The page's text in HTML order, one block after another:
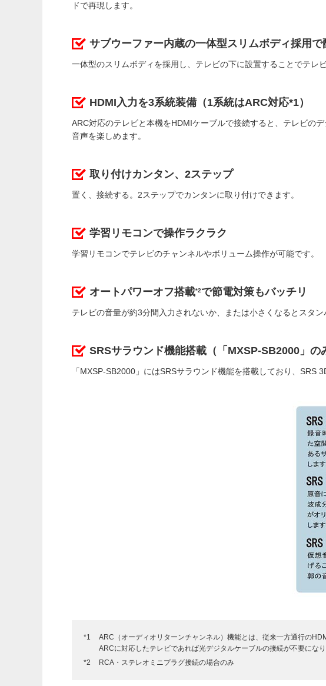
ドで再現します。
サブウーファー内蔵の一体型スリムボディ採用で
一体型のスリムボディを採用し、テレビの下に設置することでテレ
HDMI入力を3系統装備（1系統はARC対応*1）
ARC対応のテレビと本機をHDMIケーブルで接続すると、テレビの
音声を楽しめます。
取り付けカンタン、2ステップ
置く、接続する。2ステップでカンタンに取り付けできます。
学習リモコンで操作ラクラク
学習リモコンでテレビのチャンネルやボリューム操作が可能です。
オートパワーオフ搭載*2で節電対策もバッチリ
テレビの音量が約3分間入力されないか、または小さくなるとスタ
SRSサラウンド機能搭載（「MXSP-SB2000」の
「MXSP-SB2000」にはSRSサラウンド機能を搭載しており、SRS
ARC（オーディオリターンチャンネル）機能とは、従来一方通行の
ARCに対応したテレビであれば光デジタルケーブルの接続が不要になり
RCA・ステレオミニプラグ接続の場合のみ